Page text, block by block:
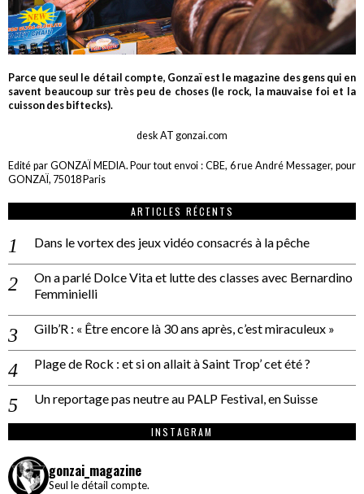
Parce que seul le détail compte, Gonzaï est le magazine des gens qui en
savent beaucoup sur très peu de choses (le rock, la mauvaise foi et la
cuisson des biftecks).
desk AT gonzai.com
Edité par GONZAÏ MEDIA. Pour tout envoi : CBE, 6 rue André Messager, pour
GONZAÏ, 75018 Paris
ARTICLES RÉCENTS
Dans le vortex des jeux vidéo consacrés à la pêche
On a parlé Dolce Vita et lutte des classes avec Bernardino
Femminielli
Gilb’R : « Être encore là 30 ans après, c’est miraculeux »
Plage de Rock : et si on allait à Saint Trop’ cet été ?
Un reportage pas neutre au PALP Festival, en Suisse
INSTAGRAM
gonzai_magazine
Seul le détail compte.